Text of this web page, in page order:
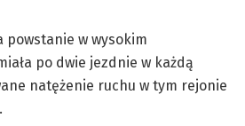
powstanie w wysokim
po dwie jezdnie w każdą
natężenie ruchu w tym rejonie